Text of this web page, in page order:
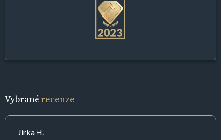
Vybrané recenze
Jirka H.